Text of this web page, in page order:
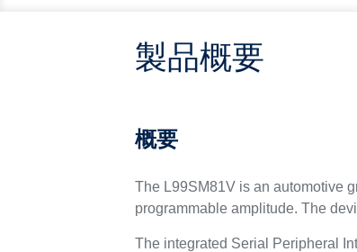
製品概要
概要
The L99SM81V is an automotive
programmable amplitude. The
The integrated Serial Peripheral